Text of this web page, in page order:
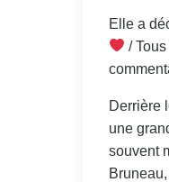
Elle a
/
Derrière
une
souvent